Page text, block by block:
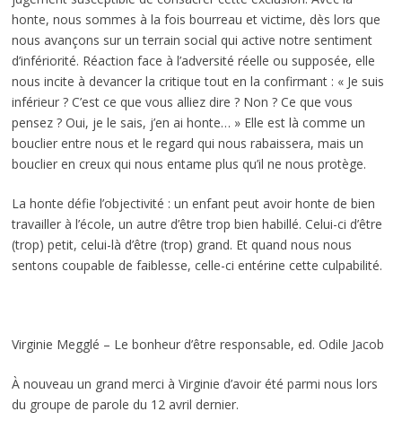
honte, nous sommes à la fois bourreau et victime, dès lors que
nous avançons sur un terrain social qui active notre sentiment
d’infériorité. Réaction face à l’adversité réelle ou supposée, elle
nous incite à devancer la critique tout en la confirmant : « Je suis
inférieur ? C’est ce que vous alliez dire ? Non ? Ce que vous
pensez ? Oui, je le sais, j’en ai honte… » Elle est là comme un
bouclier entre nous et le regard qui nous rabaissera, mais un
bouclier en creux qui nous entame plus qu’il ne nous protège.
La honte défie l’objectivité : un enfant peut avoir honte de bien
travailler à l’école, un autre d’être trop bien habillé. Celui-ci d’être
(trop) petit, celui-là d’être (trop) grand. Et quand nous nous
sentons coupable de faiblesse, celle-ci entérine cette culpabilité.
Virginie Megglé – Le bonheur d’être responsable, ed. Odile Jacob
À nouveau un grand merci à Virginie d’avoir été parmi nous lors
du groupe de parole du 12 avril dernier.